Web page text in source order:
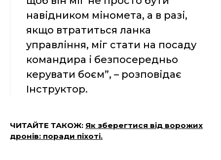
навідником міномета, а в разі,
якщо втратиться ланка
управління, міг стати на посаду
командира і безпосередньо
керувати боєм”, – розповідає
Інструктор.
ЧИТАЙТЕ ТАКОЖ: Як зберегтися від ворожих
дронів: поради піхоті.